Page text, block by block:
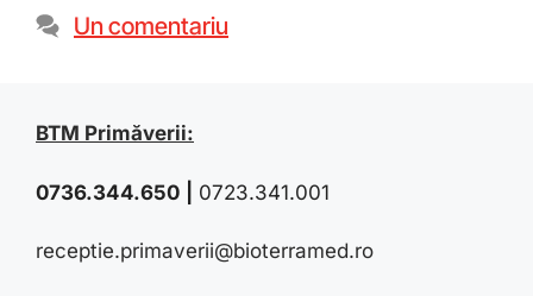
Un comentariu
BTM Primăverii:
0736.344.650 0723.341.001
receptie.primaverii@bioterramed.ro